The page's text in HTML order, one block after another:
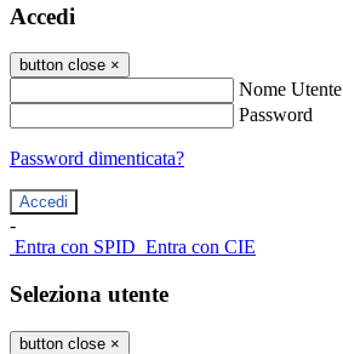
Accedi
button close ×
Nome Utente
Password
Password dimenticata?
-
Entra con SPID Entra con CIE
Seleziona utente
button close ×